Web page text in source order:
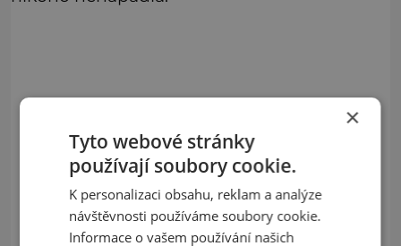
×
Tyto webové stránky
používají soubory cookie.
K personalizaci obsahu, reklam a analýze
návštěvnosti používáme soubory cookie.
Informace o vašem používání našich